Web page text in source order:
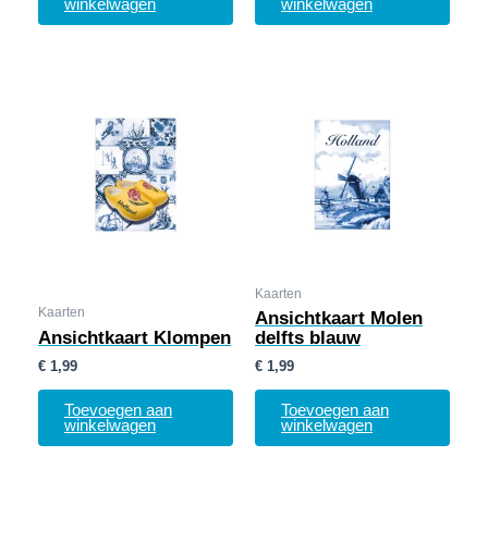
winkelwagen
winkelwagen
Kaarten
Ansichtkaart Klompen
€ 1,99
Toevoegen aan
winkelwagen
Kaarten
Ansichtkaart Molen
delfts blauw
€ 1,99
Toevoegen aan
winkelwagen